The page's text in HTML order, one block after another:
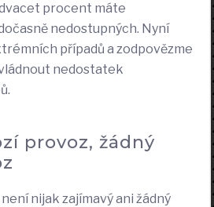
procent máte
nedostupných. Nyní
případů a zodpovězme
nedostatek
provoz, žádný
nijak zajímavý ani žádný